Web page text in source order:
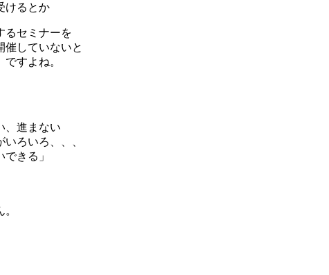
けるとか
るセミナーを
催していないと
すよね。
、進まない
ろいろ、、、
きる」